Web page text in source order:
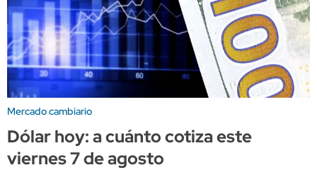
Mercado cambiario
Dólar hoy: a cuánto cotiza este
viernes 7 de agosto